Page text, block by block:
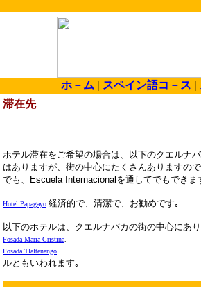
ホ－ム | スペイン語コ－ス |
滞在先
ホテル滞在をご希望の場合は、以下のクエルナ
はありますが、街の中心にたくさんあります
でも、
Escuela Internacional を通してでもできま
Hotel Papagayo 経済的で、清潔で、お勧めです｡
以下のホテルは、クエルナバカの街の中心に
Posada Maria Cristina
Posada Tlaltenango
ルともいわれます｡